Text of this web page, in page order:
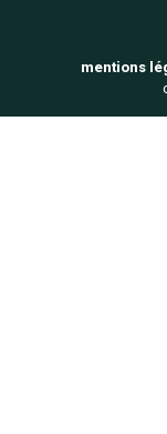
mentions